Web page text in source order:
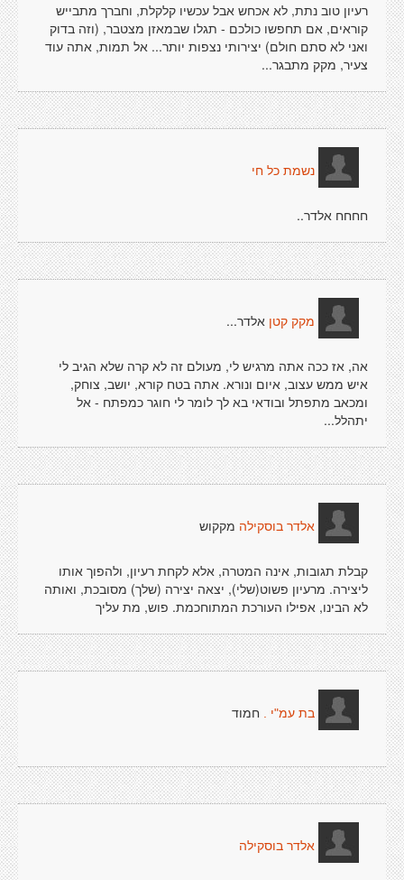
רעיון טוב נתת, לא אכחש אבל עכשיו קלקלת, וחברך מתבייש
קוראים, אם תחפשו כולכם - תגלו שבמאזן מצטבר, (וזה בדוק
ואני לא סתם חולם) יצירותי נצפות יותר... אל תמות, אתה עוד
צעיר, מקק מתבגר...
נשמת כל חי
חחחח אלדר..
מקק קטן אלדר...
אה, אז ככה אתה מרגיש לי, מעולם זה לא קרה שלא הגיב לי
איש ממש עצוב, איום ונורא. אתה בטח קורא, יושב, צוחק,
ומכאב מתפתל ובודאי בא לך לומר לי חוגר כמפתח - אל
יתהלל...
אלדר בוסקילה מקקוש
קבלת תגובות, אינה המטרה, אלא לקחת רעיון, ולהפוך אותו
ליצירה. מרעיון פשוט(שלי), יצאה יצירה (שלך) מסובכת, ואותה
לא הבינו, אפילו העורכת המתוחכמת. פוש, מת עליך
בת עמ"י . חמוד
אלדר בוסקילה